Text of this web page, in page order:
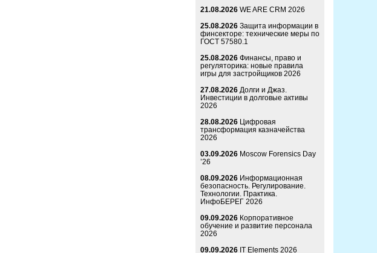
21.08.2026 WE ARE CRM 2026
25.08.2026 Защита информации в
финсекторе: технические меры по
ГОСТ 57580.1
25.08.2026 Финансы, право и
регуляторика: новые правила
игры для застройщиков 2026
27.08.2026 Долги и Джаз.
Инвестиции в долговые активы
2026
28.08.2026 Цифровая
трансформация казначейства
2026
03.09.2026 Moscow Forensics Day
’26
08.09.2026 Информационная
безопасность. Регулирование.
Технологии. Практика.
ИнфоБЕРЕГ 2026
09.09.2026 Корпоративное
обучение и развитие персонала
2026
09.09.2026 IT Elements 2026